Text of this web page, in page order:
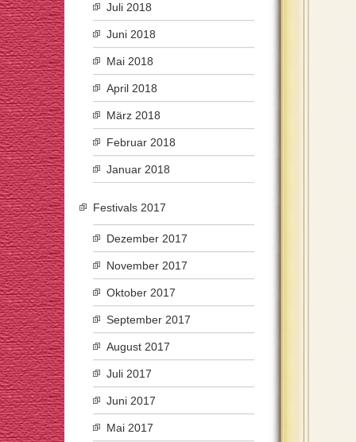
Juli 2018
Juni 2018
Mai 2018
April 2018
März 2018
Februar 2018
Januar 2018
Festivals 2017
Dezember 2017
November 2017
Oktober 2017
September 2017
August 2017
Juli 2017
Juni 2017
Mai 2017